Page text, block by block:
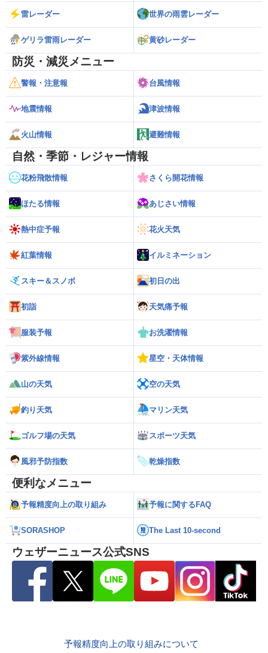
雷レーダー 世界の雨雲レーダー
ゲリラ雷雨レーダー 黄砂レーダー
防災・減災メニュー
警報・注意報 台風情報
地震情報 津波情報
火山情報 避難情報
自然・季節・レジャー情報
花粉飛散情報 さくら開花情報
ほたる情報 あじさい情報
熱中症予報 花火天気
紅葉情報 イルミネーション
スキー＆スノボ 初日の出
初詣 天気痛予報
服装予報 お洗濯情報
紫外線情報 星空・天体情報
山の天気 空の天気
釣り天気 マリン天気
ゴルフ場の天気 スポーツ天気
風邪予防指数 乾燥指数
便利なメニュー
予報精度向上の取り組み 予報に関するFAQ
SORASHOP The Last 10-second
ウェザーニュース公式SNS
予報精度向上の取り組みについて